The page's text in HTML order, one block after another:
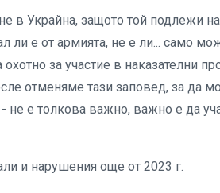
в Украйна, защото той подлежи
ли е от армията, не е ли... само
за участие в наказателни
отменяме тази заповед, за да
- не е толкова важно, важно е да
и нарушения още от 2023 г.